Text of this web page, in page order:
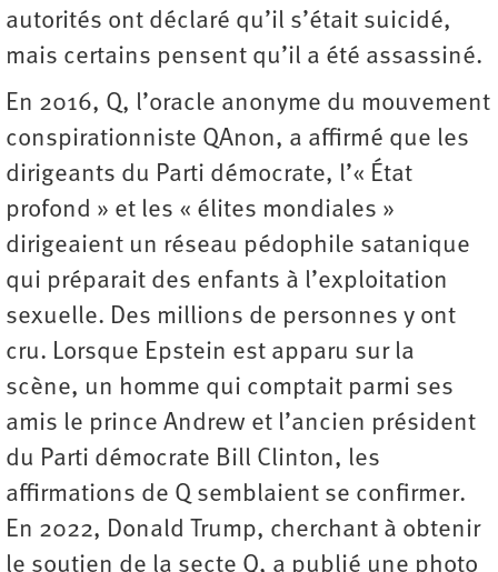
autorités ont déclaré qu’il s’était suicidé,
mais certains pensent qu’il a été assassiné.
En 2016, Q, l’oracle anonyme du mouvement
conspirationniste QAnon, a affirmé que les
dirigeants du Parti démocrate, l’« État
profond » et les « élites mondiales »
dirigeaient un réseau pédophile satanique
qui préparait des enfants à l’exploitation
sexuelle. Des millions de personnes y ont
cru. Lorsque Epstein est apparu sur la
scène, un homme qui comptait parmi ses
amis le prince Andrew et l’ancien président
du Parti démocrate Bill Clinton, les
affirmations de Q semblaient se confirmer.
En 2022, Donald Trump, cherchant à obtenir
le soutien de la secte Q, a publié une photo